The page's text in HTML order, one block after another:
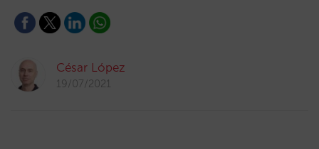
César López
19/07/2021